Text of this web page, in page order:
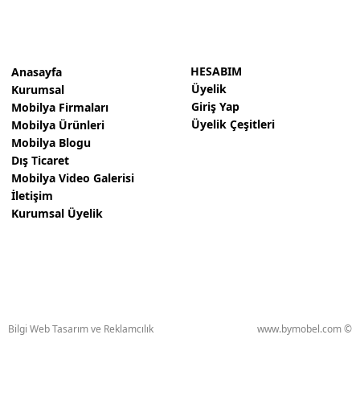
Kanepeler
Ahşap Sedir
Berjer Koltuklar
Yönetici Takımları
Oyun Koltukları
Anasayfa
Kurumsal
Mobilya Firmaları
Mobilya Ürünleri
Mobilya Blogu
Dış Ticaret
Mobilya Video Galerisi
İletişim
Kurumsal Üyelik
HESABIM
Üyelik
Giriş Yap
Üyelik Çeşitleri
Bilgi Web Tasarım ve Reklamcılık www.bymobel.com ©